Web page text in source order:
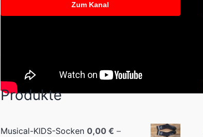
Zum Kanal
Produkte
Musical-KIDS-Socken 0,00€ –